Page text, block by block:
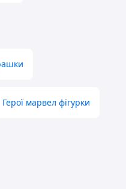
Герої марвел фігурки